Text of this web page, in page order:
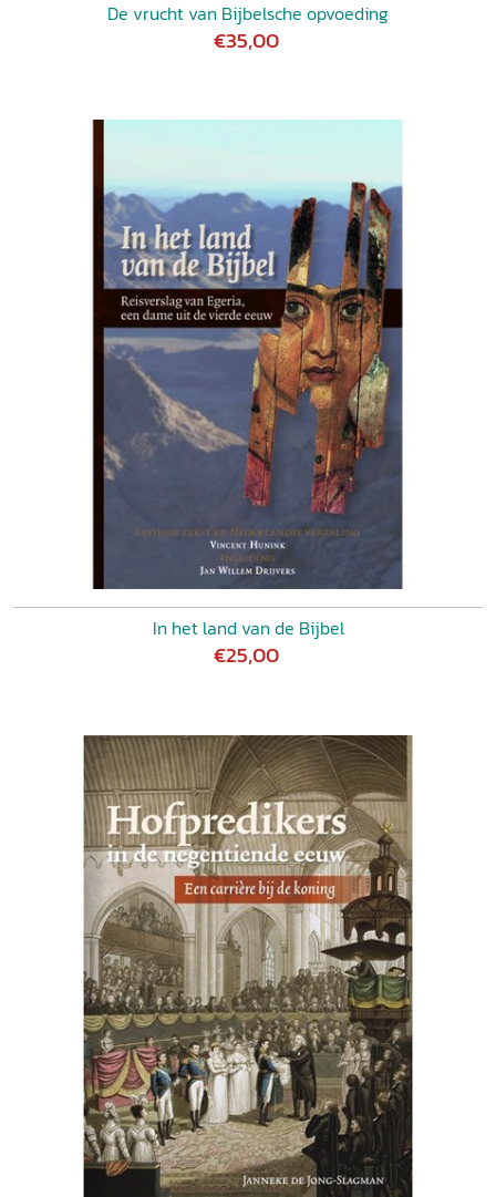
De vrucht van Bijbelsche opvoeding
€35,00
In het land van de Bijbel
€25,00